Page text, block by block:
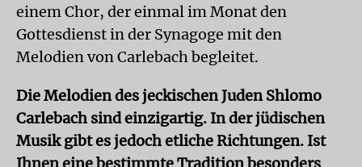
einem Chor, der einmal im Monat den
Gottesdienst in der Synagoge mit den
Melodien von Carlebach begleitet.
Die Melodien des jeckischen Juden Shlomo
Carlebach sind einzigartig. In der jüdischen
Musik gibt es jedoch etliche Richtungen. Ist